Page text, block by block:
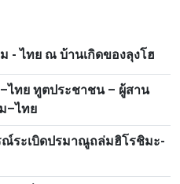
- ไทย ณ บ้านเกิดของลุงโฮ
ไทย ทูตประชาชน – ผู้สาน
–ไทย
ณ์ระเบิดปรมาณูถล่มฮิโรชิมะ-